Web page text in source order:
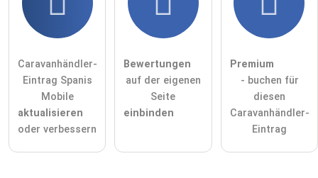
Caravanhändler-
Eintrag Spanis
Mobile
aktualisieren
oder verbessern
Bewertungen
auf der eigenen
Seite
einbinden
Premium
- buchen für
diesen
Caravanhändler-
Eintrag